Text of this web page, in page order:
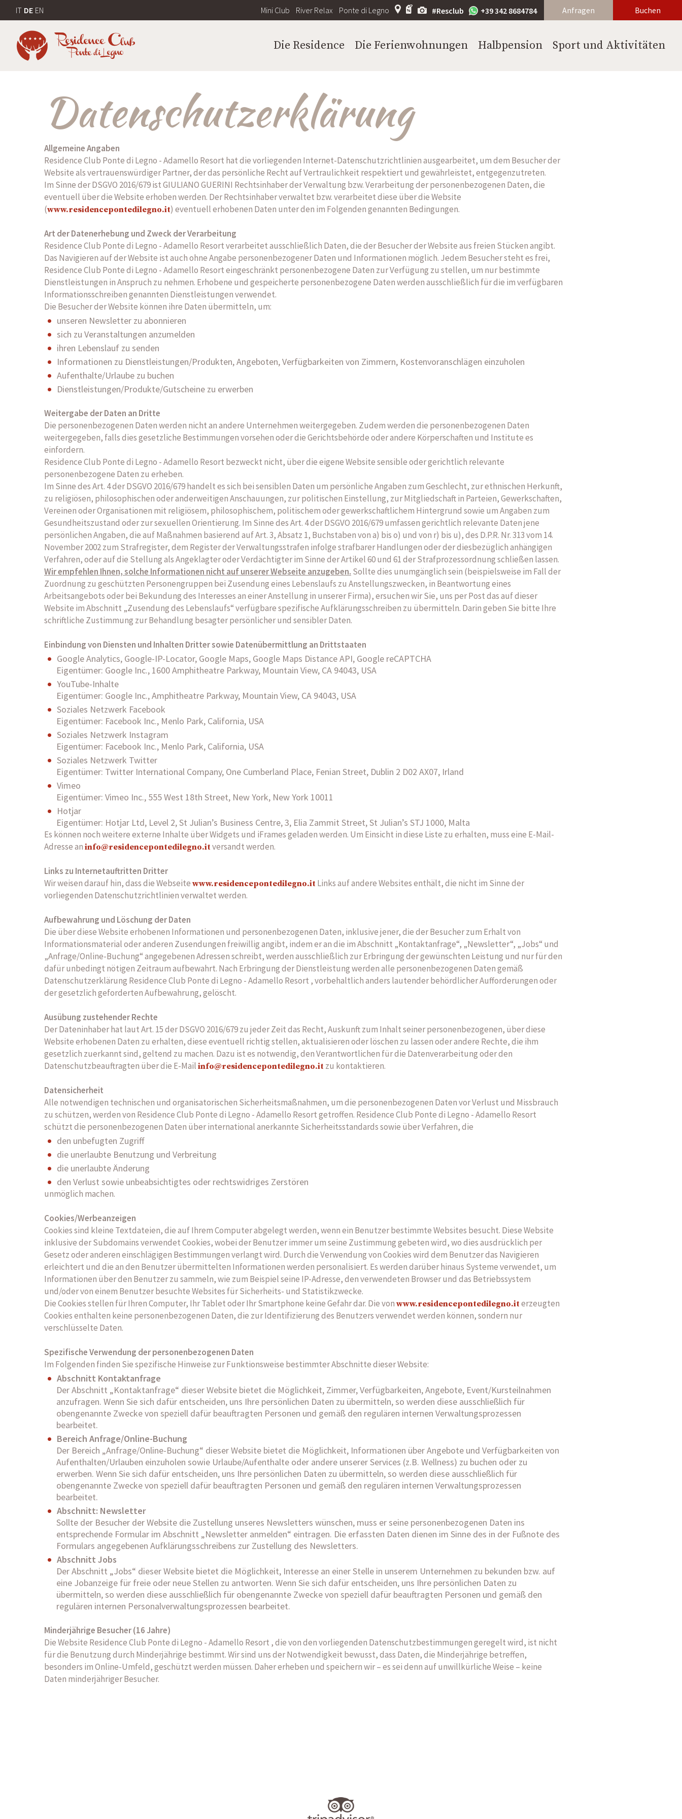
IT DE EN Mini Club River Relax Ponte di Legno #Resclub +39 342 8684784 Anfragen Buchen
Die Residence Die Ferienwohnungen Halbpension Sport und Aktivitäten
Datenschutzerklärung
Allgemeine Angaben
Residence Club Ponte di Legno - Adamello Resort hat die vorliegenden Internet-Datenschutzrichtlinien ausgearbeitet, um dem Besucher der
Website als vertrauenswürdiger Partner, der das persönliche Recht auf Vertraulichkeit respektiert und gewährleistet, entgegenzutreten.
Im Sinne der DSGVO 2016/679 ist GIULIANO GUERINI Rechtsinhaber der Verwaltung bzw. Verarbeitung der personenbezogenen Daten, die
eventuell über die Website erhoben werden. Der Rechtsinhaber verwaltet bzw. verarbeitet diese über die Website
(www.residencepontedilegno.it) eventuell erhobenen Daten unter den im Folgenden genannten Bedingungen.
Art der Datenerhebung und Zweck der Verarbeitung
Residence Club Ponte di Legno - Adamello Resort verarbeitet ausschließlich Daten, die der Besucher der Website aus freien Stücken angibt.
Das Navigieren auf der Website ist auch ohne Angabe personenbezogener Daten und Informationen möglich. Jedem Besucher steht es frei,
Residence Club Ponte di Legno - Adamello Resort eingeschränkt personenbezogene Daten zur Verfügung zu stellen, um nur bestimmte
Dienstleistungen in Anspruch zu nehmen. Erhobene und gespeicherte personenbezogene Daten werden ausschließlich für die im verfügbaren
Informationsschreiben genannten Dienstleistungen verwendet.
Die Besucher der Website können ihre Daten übermitteln, um:
unseren Newsletter zu abonnieren
sich zu Veranstaltungen anzumelden
ihren Lebenslauf zu senden
Informationen zu Dienstleistungen/Produkten, Angeboten, Verfügbarkeiten von Zimmern, Kostenvoranschlägen einzuholen
Aufenthalte/Urlaube zu buchen
Dienstleistungen/Produkte/Gutscheine zu erwerben
Weitergabe der Daten an Dritte
Die personenbezogenen Daten werden nicht an andere Unternehmen weitergegeben. Zudem werden die personenbezogenen Daten
weitergegeben, falls dies gesetzliche Bestimmungen vorsehen oder die Gerichtsbehörde oder andere Körperschaften und Institute es
einfordern.
Residence Club Ponte di Legno - Adamello Resort bezweckt nicht, über die eigene Website sensible oder gerichtlich relevante
personenbezogene Daten zu erheben.
Im Sinne des Art. 4 der DSGVO 2016/679 handelt es sich bei sensiblen Daten um persönliche Angaben zum Geschlecht, zur ethnischen Herkunft,
zu religiösen, philosophischen oder anderweitigen Anschauungen, zur politischen Einstellung, zur Mitgliedschaft in Parteien, Gewerkschaften,
Vereinen oder Organisationen mit religiösem, philosophischem, politischem oder gewerkschaftlichem Hintergrund sowie um Angaben zum
Gesundheitszustand oder zur sexuellen Orientierung. Im Sinne des Art. 4 der DSGVO 2016/679 umfassen gerichtlich relevante Daten jene
persönlichen Angaben, die auf Maßnahmen basierend auf Art. 3, Absatz 1, Buchstaben von a) bis o) und von r) bis u), des D.P.R. Nr. 313 vom 14.
November 2002 zum Strafregister, dem Register der Verwaltungsstrafen infolge strafbarer Handlungen oder der diesbezüglich anhängigen
Verfahren, oder auf die Stellung als Angeklagter oder Verdächtigter im Sinne der Artikel 60 und 61 der Strafprozessordnung schließen lassen.
Wir empfehlen Ihnen, solche Informationen nicht auf unserer Webseite anzugeben. Sollte dies unumgänglich sein (beispielsweise im Fall der
Zuordnung zu geschützten Personengruppen bei Zusendung eines Lebenslaufs zu Anstellungszwecken, in Beantwortung eines
Arbeitsangebots oder bei Bekundung des Interesses an einer Anstellung in unserer Firma), ersuchen wir Sie, uns per Post das auf dieser
Website im Abschnitt „Zusendung des Lebenslaufs“ verfügbare spezifische Aufklärungsschreiben zu übermitteln. Darin geben Sie bitte Ihre
schriftliche Zustimmung zur Behandlung besagter persönlicher und sensibler Daten.
Einbindung von Diensten und Inhalten Dritter sowie Datenübermittlung an Drittstaaten
Google Analytics, Google-IP-Locator, Google Maps, Google Maps Distance API, Google reCAPTCHA
Eigentümer: Google Inc., 1600 Amphitheatre Parkway, Mountain View, CA 94043, USA
YouTube-Inhalte
Eigentümer: Google Inc., Amphitheatre Parkway, Mountain View, CA 94043, USA
Soziales Netzwerk Facebook
Eigentümer: Facebook Inc., Menlo Park, California, USA
Soziales Netzwerk Instagram
Eigentümer: Facebook Inc., Menlo Park, California, USA
Soziales Netzwerk Twitter
Eigentümer: Twitter International Company, One Cumberland Place, Fenian Street, Dublin 2 D02 AX07, Irland
Vimeo
Eigentümer: Vimeo Inc., 555 West 18th Street, New York, New York 10011
Hotjar
Eigentümer: Hotjar Ltd, Level 2, St Julian’s Business Centre, 3, Elia Zammit Street, St Julian’s STJ 1000, Malta
Es können noch weitere externe Inhalte über Widgets und iFrames geladen werden. Um Einsicht in diese Liste zu erhalten, muss eine E-Mail-
Adresse an info@residencepontedilegno.itversandt werden.
Links zu Internetauftritten Dritter
Wir weisen darauf hin, dass die Webseite www.residencepontedilegno.it Links auf andere Websites enthält, die nicht im Sinne der
vorliegenden Datenschutzrichtlinien verwaltet werden.
Aufbewahrung und Löschung der Daten
Die über diese Website erhobenen Informationen und personenbezogenen Daten, inklusive jener, die der Besucher zum Erhalt von
Informationsmaterial oder anderen Zusendungen freiwillig angibt, indem er an die im Abschnitt „Kontaktanfrage“, „Newsletter“, „Jobs“ und
„Anfrage/Online-Buchung“ angegebenen Adressen schreibt, werden ausschließlich zur Erbringung der gewünschten Leistung und nur für den
dafür unbedingt nötigen Zeitraum aufbewahrt. Nach Erbringung der Dienstleistung werden alle personenbezogenen Daten gemäß
Datenschutzerklärung Residence Club Ponte di Legno - Adamello Resort , vorbehaltlich anders lautender behördlicher Aufforderungen oder
der gesetzlich geforderten Aufbewahrung, gelöscht.
Ausübung zustehender Rechte
Der Dateninhaber hat laut Art. 15 der DSGVO 2016/679 zu jeder Zeit das Recht, Auskunft zum Inhalt seiner personenbezogenen, über diese
Website erhobenen Daten zu erhalten, diese eventuell richtig stellen, aktualisieren oder löschen zu lassen oder andere Rechte, die ihm
gesetzlich zuerkannt sind, geltend zu machen. Dazu ist es notwendig, den Verantwortlichen für die Datenverarbeitung oder den
Datenschutzbeauftragten über die E-Mail info@residencepontedilegno.it zu kontaktieren.
Datensicherheit
Alle notwendigen technischen und organisatorischen Sicherheitsmaßnahmen, um die personenbezogenen Daten vor Verlust und Missbrauch
zu schützen, werden von Residence Club Ponte di Legno - Adamello Resort getroffen. Residence Club Ponte di Legno - Adamello Resort
schützt die personenbezogenen Daten über international anerkannte Sicherheitsstandards sowie über Verfahren, die
den unbefugten Zugriff
die unerlaubte Benutzung und Verbreitung
die unerlaubte Änderung
den Verlust sowie unbeabsichtigtes oder rechtswidriges Zerstören
unmöglich machen.
Cookies/Werbeanzeigen
Cookies sind kleine Textdateien, die auf Ihrem Computer abgelegt werden, wenn ein Benutzer bestimmte Websites besucht. Diese Website
inklusive der Subdomains verwendet Cookies, wobei der Benutzer immer um seine Zustimmung gebeten wird, wo dies ausdrücklich per
Gesetz oder anderen einschlägigen Bestimmungen verlangt wird. Durch die Verwendung von Cookies wird dem Benutzer das Navigieren
erleichtert und die an den Benutzer übermittelten Informationen werden personalisiert. Es werden darüber hinaus Systeme verwendet, um
Informationen über den Benutzer zu sammeln, wie zum Beispiel seine IP-Adresse, den verwendeten Browser und das Betriebssystem
und/oder von einem Benutzer besuchte Websites für Sicherheits- und Statistikzwecke.
Die Cookies stellen für Ihren Computer, Ihr Tablet oder Ihr Smartphone keine Gefahr dar. Die von www.residencepontedilegno.iterzeugten
Cookies enthalten keine personenbezogenen Daten, die zur Identifizierung des Benutzers verwendet werden können, sondern nur
verschlüsselte Daten.
Spezifische Verwendung der personenbezogenen Daten
Im Folgenden finden Sie spezifische Hinweise zur Funktionsweise bestimmter Abschnitte dieser Website:
Abschnitt Kontaktanfrage
Der Abschnitt „Kontaktanfrage“ dieser Website bietet die Möglichkeit, Zimmer, Verfügbarkeiten, Angebote, Event/Kursteilnahmen
anzufragen. Wenn Sie sich dafür entscheiden, uns Ihre persönlichen Daten zu übermitteln, so werden diese ausschließlich für
obengenannte Zwecke von speziell dafür beauftragten Personen und gemäß den regulären internen Verwaltungsprozessen
bearbeitet.
Bereich Anfrage/Online-Buchung
Der Bereich „Anfrage/Online-Buchung“ dieser Website bietet die Möglichkeit, Informationen über Angebote und Verfügbarkeiten von
Aufenthalten/Urlauben einzuholen sowie Urlaube/Aufenthalte oder andere unserer Services (z.B. Wellness) zu buchen oder zu
erwerben. Wenn Sie sich dafür entscheiden, uns Ihre persönlichen Daten zu übermitteln, so werden diese ausschließlich für
obengenannte Zwecke von speziell dafür beauftragten Personen und gemäß den regulären internen Verwaltungsprozessen
bearbeitet.
Abschnitt: Newsletter
Sollte der Besucher der Website die Zustellung unseres Newsletters wünschen, muss er seine personenbezogenen Daten ins
entsprechende Formular im Abschnitt „Newsletter anmelden“ eintragen. Die erfassten Daten dienen im Sinne des in der Fußnote des
Formulars angegebenen Aufklärungsschreibens zur Zustellung des Newsletters.
Abschnitt Jobs
Der Abschnitt „Jobs“ dieser Website bietet die Möglichkeit, Interesse an einer Stelle in unserem Unternehmen zu bekunden bzw. auf
eine Jobanzeige für freie oder neue Stellen zu antworten. Wenn Sie sich dafür entscheiden, uns Ihre persönlichen Daten zu
übermitteln, so werden diese ausschließlich für obengenannte Zwecke von speziell dafür beauftragten Personen und gemäß den
regulären internen Personalverwaltungsprozessen bearbeitet.
Minderjährige Besucher (16 Jahre)
Die Website Residence Club Ponte di Legno - Adamello Resort , die von den vorliegenden Datenschutzbestimmungen geregelt wird, ist nicht
für die Benutzung durch Minderjährige bestimmt. Wir sind uns der Notwendigkeit bewusst, dass Daten, die Minderjährige betreffen,
besonders im Online-Umfeld, geschützt werden müssen. Daher erheben und speichern wir – es sei denn auf unwillkürliche Weise – keine
Daten minderjähriger Besucher.